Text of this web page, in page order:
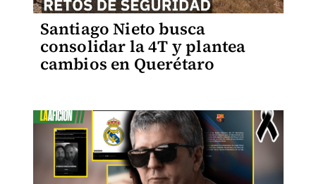
Santiago Nieto busca
consolidar la 4T y plantea
cambios en Querétaro